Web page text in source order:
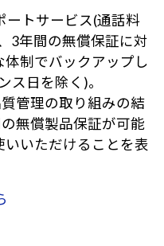
ートサービス(通話料
3年間の無償保証に対
制でバックアップし
ス日を除く)。
管理の取り組みの結
無償製品保証が可能
いいただけることを表